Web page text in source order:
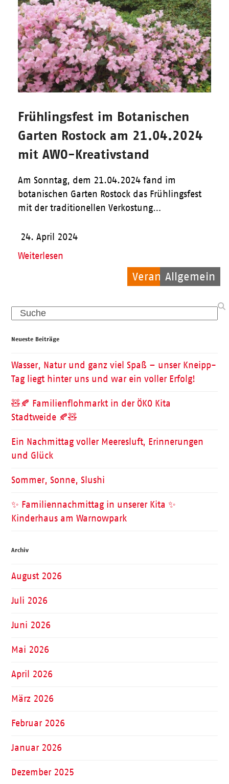
Veranstaltungen
Allgemein
Allgemein
Frühlingsfest im Botanischen
Garten Rostock am 21.04.2024
mit AWO-Kreativstand
Am Sonntag, dem 21.04.2024 fand im
botanischen Garten Rostock das Frühlingsfest
mit der traditionellen Verkostung…
24. April 2024
Weiterlesen
Search
Neueste Beiträge
Wasser, Natur und ganz viel Spaß – unser Kneipp-
Tag liegt hinter uns und war ein voller Erfolg!
🧸🍂 Familienflohmarkt in der ÖKO Kita
Stadtweide 🍂🧸
Ein Nachmittag voller Meeresluft, Erinnerungen
und Glück
Sommer, Sonne, Slushi
✨ Familiennachmittag in unserer Kita ✨
Kinderhaus am Warnowpark
Archiv
August 2026
Juli 2026
Juni 2026
Mai 2026
April 2026
März 2026
Februar 2026
Januar 2026
Dezember 2025